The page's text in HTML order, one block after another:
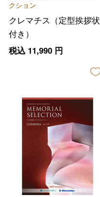
クション
クレマチス（定型挨拶状
付き）
税込 11,990円